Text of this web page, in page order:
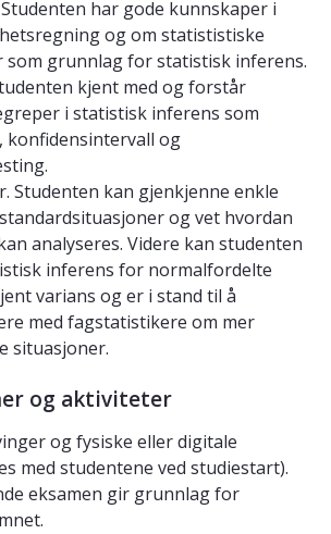
har gode kunnskaper i
og om statististiske
grunnlag for statistisk inferens.
kjent med og forstår
i statistisk inferens som
konfidensintervall og
Studenten kan gjenkjenne enkle
og vet hvordan
analyseres. Videre kan studenten
inferens for normalfordelte
varians og er i stand til å
med fagstatistikere om mer
situasjoner.
og aktiviteter
og fysiske eller digitale
med studentene ved studiestart).
eksamen gir grunnlag for